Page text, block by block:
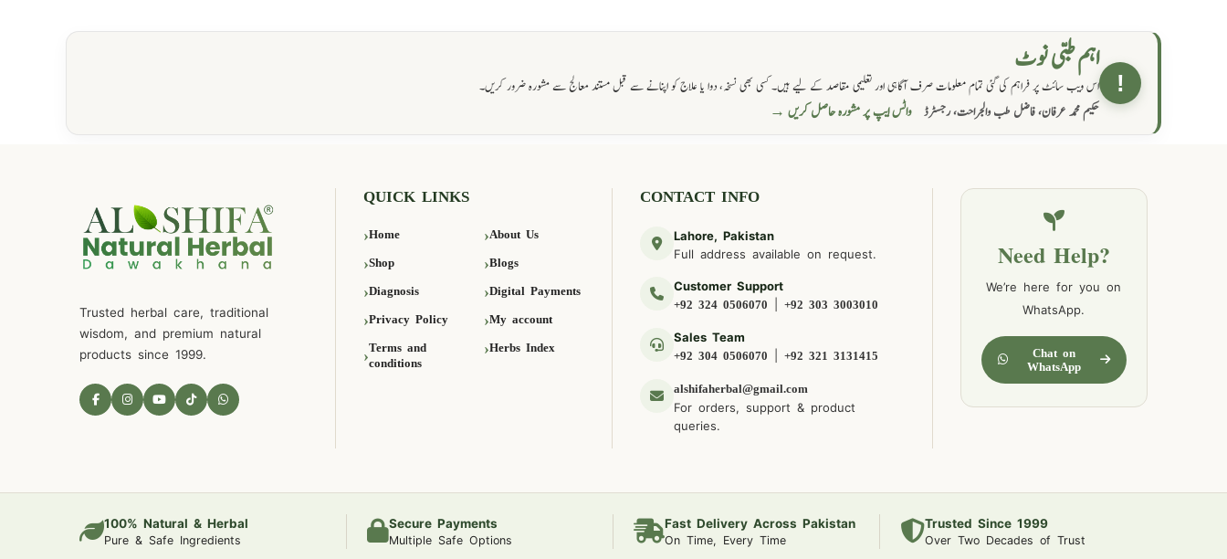
!
اہم طبی نوٹ
اس ویب سائٹ پر فراہم کی گئی تمام معلومات صرف آگاہی اور تعلیمی مقاصد کے لیے ہیں۔ کسی بھی نسخہ، دوا یا علاج کو اپنانے سے قبل مستند معالج سے مشورہ ضرور کریں۔
حکیم محمد عرفان، فاضل طب والجراحت، رجسٹرڈ واٹس ایپ پر مشورہ حاصل کریں →
Trusted herbal care, traditional
wisdom, and premium natural
products since 1999.
QUICK LINKS
Home About Us
Shop Blogs
Diagnosis Digital Payments
Privacy Policy My account
Terms and
conditions
Herbs Index
CONTACT INFO
Lahore, Pakistan
Full address available on request.
Customer Support
+92 324 0506070 |+92 303 3003010
Sales Team
+92 304 0506070 |+92 321 3131415
alshifaherbal@gmail.com
For orders, support & product
queries.
Need Help?
We’re here for you on
WhatsApp.
Chat on
WhatsApp
100% Natural & Herbal
Pure & Safe Ingredients
Secure Payments
Multiple Safe Options
Fast Delivery Across Pakistan
On Time, Every Time
Trusted Since 1999
Over Two Decades of Trust